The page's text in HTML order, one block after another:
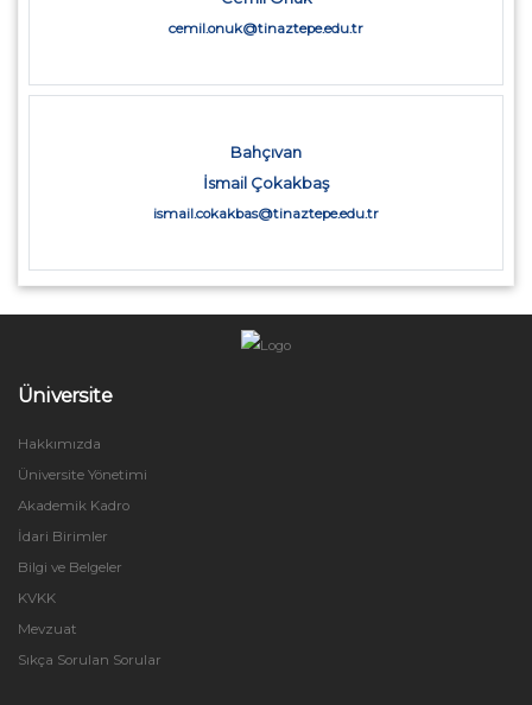
cemil.onuk@tinaztepe.edu.tr
Bahçıvan
İsmail Çokakbaş
ismail.cokakbas@tinaztepe.edu.tr
Üniversite
Hakkımızda
Üniversite Yönetimi
Akademik Kadro
İdari Birimler
Bilgi ve Belgeler
KVKK
Mevzuat
Sıkça Sorulan Sorular